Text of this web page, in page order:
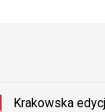
Krakowska